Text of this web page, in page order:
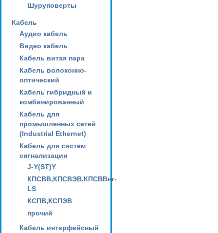
Шуруповерты
Кабель
Аудио кабель
Видео кабель
Кабель витая пара
Кабель волоконно-
оптический
Кабель гибридный и
комбинированный
Кабель для
промышленных сетей
(Industrial Ethernet)
Кабель для систем
сигнализации
J-Y(ST)Y
КПСВВ,КПСВЭВ,КПСВВнг-
LS
КСПВ,КСПЭВ
прочий
Кабель интерфейсный